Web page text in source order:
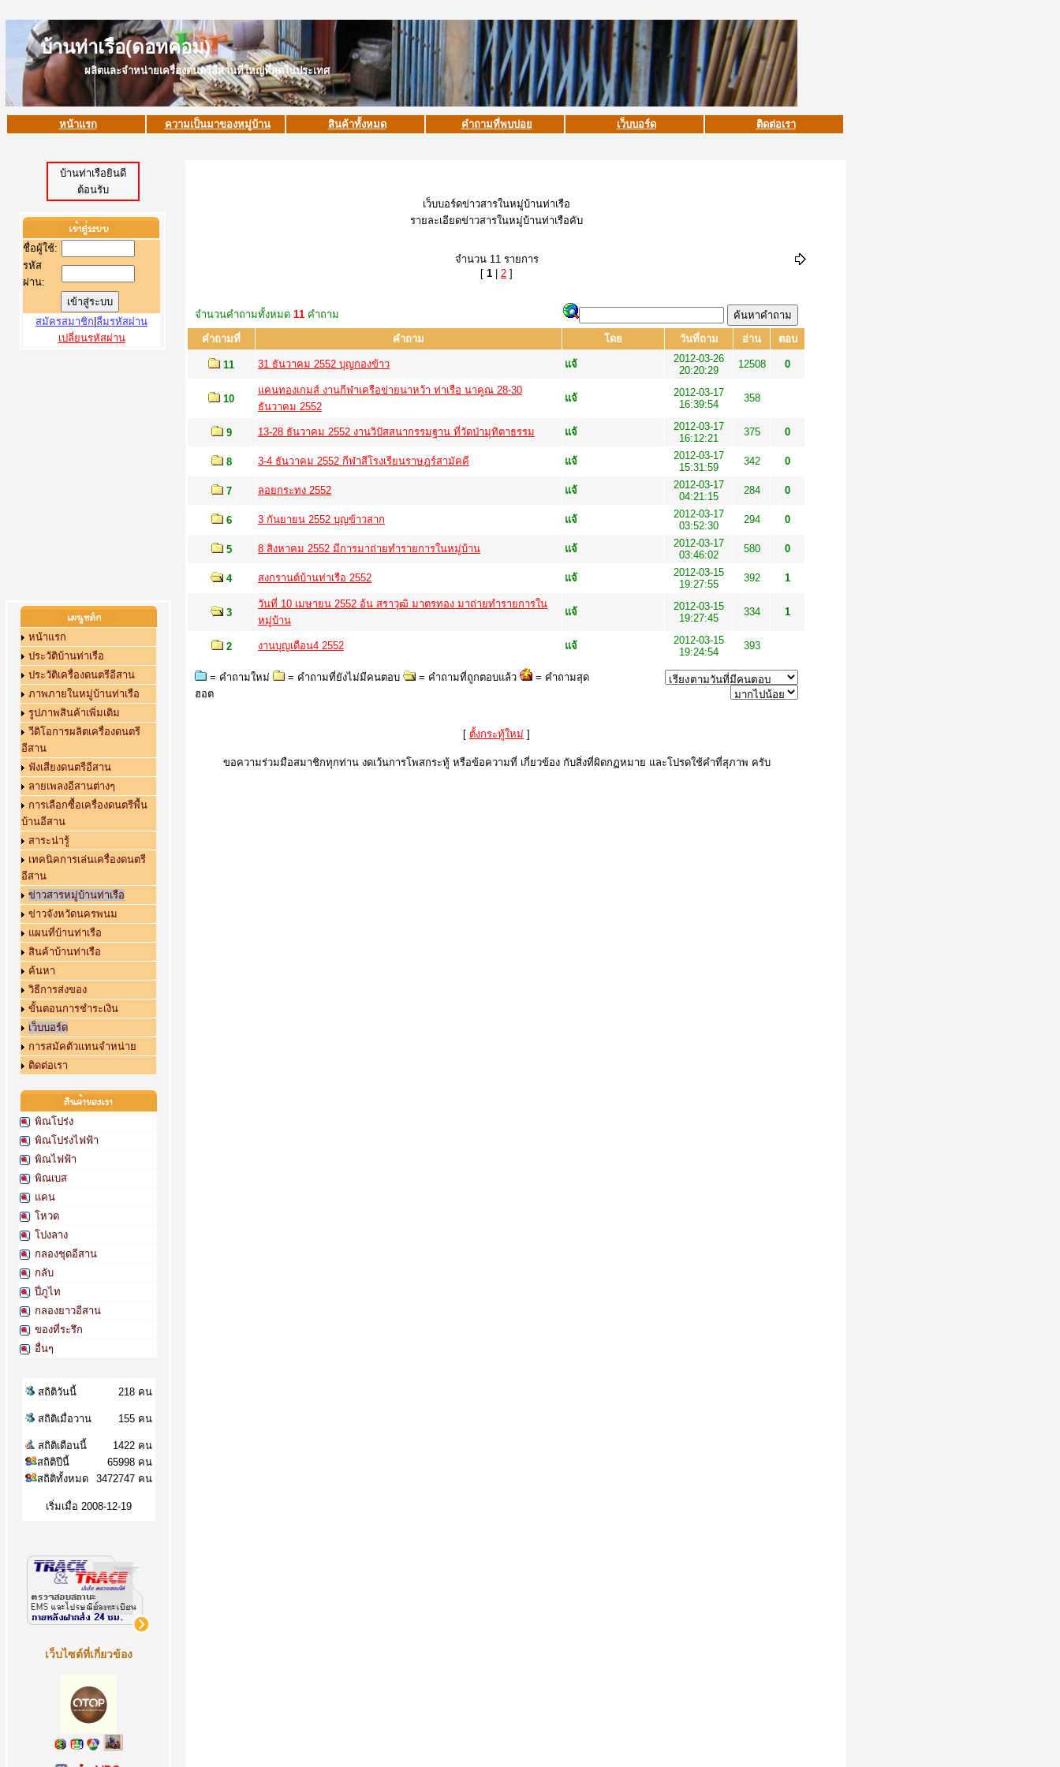
บ้านท่าเรือ(ดอทคอม)
ผลิตและจำหน่ายเครื่องดนตรีอีสานที่ใหญ่ที่สุดในประเทศ
หน้าแรก ความเป็นมาของหมู่บ้าน สินค้าทั้งหมด คำถามที่พบบ่อย เว็บบอร์ด ติดต่อเรา
บ้านท่าเรือยินดี
ต้อนรับ
ชื่อผู้ใช้:
รหัส
ผ่าน:
สมัครสมาชิก ลืมรหัสผ่าน
เปลี่ยนรหัสผ่าน
หน้าแรก
ประวัติบ้านท่าเรือ
ประวัติเครื่องดนตรีอีสาน
ภาพภายในหมู่บ้านท่าเรือ
รูปภาพสินค้าเพิ่มเติม
วีดิโอการผลิตเครื่องดนตรี
อีสาน
ฟังเสียงดนตรีอีสาน
ลายเพลงอีสานต่างๆ
การเลือกซื้อเครื่องดนตรีพื้น
บ้านอีสาน
สาระน่ารู้
เทคนิคการเล่นเครื่องดนตรี
อีสาน
ข่าวสารหมู่บ้านท่าเรือ
ข่าวจังหวัดนครพนม
แผนที่บ้านท่าเรือ
สินค้าบ้านท่าเรือ
ค้นหา
วิธีการส่งของ
ขั้นตอนการชำระเงิน
เว็บบอร์ด
การสมัคตัวแทนจำหน่าย
ติดต่อเรา
พิณโปร่ง
พิณโปร่งไฟฟ้า
พิณไฟฟ้า
พิณเบส
แคน
โหวด
โปงลาง
กลองชุดอีสาน
กลับ
ปี่ภูไท
กลองยาวอีสาน
ของที่ระรึก
อื่นๆ
สถิติวันนี้ 218 คน
สถิติเมื่อวาน 155 คน
สถิติเดือนนี้
สถิติปีนี้
สถิติทั้งหมด
1422 คน
65998 คน
3472747 คน
เริ่มเมื่อ 2008-12-19
เว็บไซต์ที่เกี่ยวข้อง
เว็บบอร์ดข่าวสารในหมู่บ้านท่าเรือ
รายละเอียดข่าวสารในหมู่บ้านท่าเรือคับ
จำนวน 11 รายการ
[ 1 2 ]
จํานวนคำถามทั้งหมด 11 คำถาม
คำถามที่ คำถาม โดย วันที่ถาม อ่าน ตอบ
11 31 ธันวาคม 2552 บุญกองข้าว แจ้
2012-03-26
20:20:29
12508 0
10
แคนทองเกมส์ งานกีฬาเครือข่ายนาหว้า ท่าเรือ นาคูณ 28-30
ธันวาคม 2552
แจ้
2012-03-17
16:39:54
358
9 13-28 ธันวาคม 2552 งานวิปัสสนากรรมฐาน ที่วัดป่ามุทิตาธรรม แจ้
2012-03-17
16:12:21
375 0
8 3-4 ธันวาคม 2552 กีฬาสีโรงเรียนราษฎร์สามัคคี แจ้
2012-03-17
15:31:59
342 0
7 ลอยกระทง 2552 แจ้
2012-03-17
04:21:15
284 0
6 3 กันยายน 2552 บุญข้าวสาก แจ้
2012-03-17
03:52:30
294 0
5 8 สิงหาคม 2552 มีการมาถ่ายทำรายการในหมู่บ้าน แจ้
2012-03-17
03:46:02
580 0
4 สงกรานต์บ้านท่าเรือ 2552 แจ้
2012-03-15
19:27:55
392 1
3
วันที่ 10 เมษายน 2552 อ้น สราวุฒิ มาตรทอง มาถ่ายทำรายการใน
หมู่บ้าน
แจ้
2012-03-15
19:27:45
334 1
2 งานบุญเดือน4 2552 แจ้
2012-03-15
19:24:54
393
= คำถามใหม่ = คำถามที่ยังไม่มีคนตอบ = คำถามที่ถูกตอบแล้ว
= คำถามสุด
ฮอต
[ ตั้งกระทู้ใหม่ ]
ขอความร่วมมือสมาชิกทุกท่าน งดเว้นการโพสกระทู้ หรือข้อความที่ เกี่ยวข้อง กับสิ่งที่ผิดกฏหมาย และโปรดใช้คำที่สุภาพ ครับ